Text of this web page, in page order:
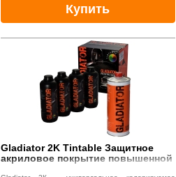
Купить
Gladiator 2K Tintable Защитное
акриловое покрытие повышенной